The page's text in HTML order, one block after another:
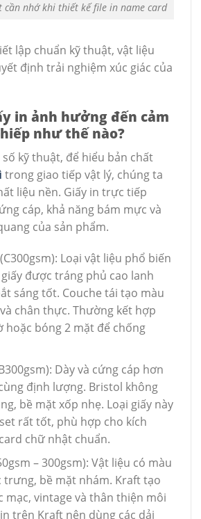
cần nhớ khi thiết kế file in name card
lập chuẩn kỹ thuật, vật liệu
định trải nghiệm xúc giác của
in ảnh hưởng đến cảm
như thế nào?
kỹ thuật, để hiểu bản chất
trong giao tiếp vật lý, chúng ta
liệu nền. Giấy in trực tiếp
cáp, khả năng bám mực và
của sản phẩm.
Loại vật liệu phổ biến
được tráng phủ cao lanh
sáng tốt. Couche tái tạo màu
chân thực. Thường kết hợp
hoặc bóng 2 mặt để chống
Dày và cứng cáp hơn
định lượng. Bristol không
bề mặt xốp nhẹ. Loại giấy này
rất tốt, phù hợp cho kích
chữ nhật chuẩn.
– 300gsm): Vật liệu có màu
trưng, bề mặt nhám. Kraft tạo
mạc, vintage và thân thiện môi
trên Kraft nên dùng các dải